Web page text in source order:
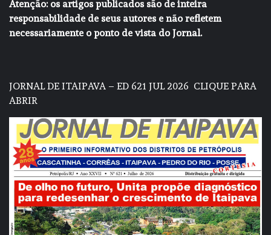
Atenção: os artigos publicados são de inteira
responsabilidade de seus autores e não refletem
necessariamente o ponto de vista do Jornal.
JORNAL DE ITAIPAVA – ED 621 JUL 2026 CLIQUE PARA
ABRIR